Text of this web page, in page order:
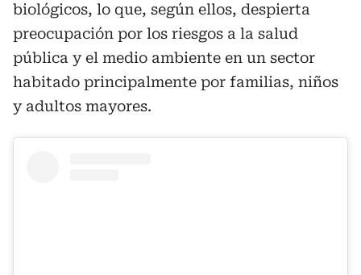
biológicos, lo que, según ellos, despierta
preocupación por los riesgos a la salud
pública y el medio ambiente en un sector
habitado principalmente por familias, niños
y adultos mayores.